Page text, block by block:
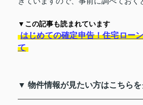
▼この記事も読まれています
はじめての確定申告！住宅ロー
て
▼ 物件情報が見たい方はこちら